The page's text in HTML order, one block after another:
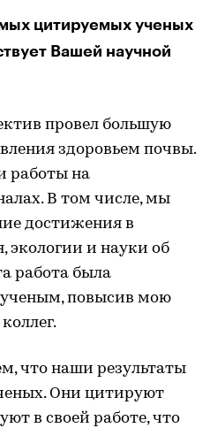
цитируемых ученых
Вашей научной
провел большую
здоровьем почвы.
работы на
В том числе, мы
достижения в
экологии и науки об
работа была
ученым, повысив мою
что наши результаты
Они цитируют
в своей работе, что